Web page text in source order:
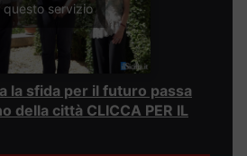
questo servizio
la sfida per il futuro passa
della città CLICCA PER IL